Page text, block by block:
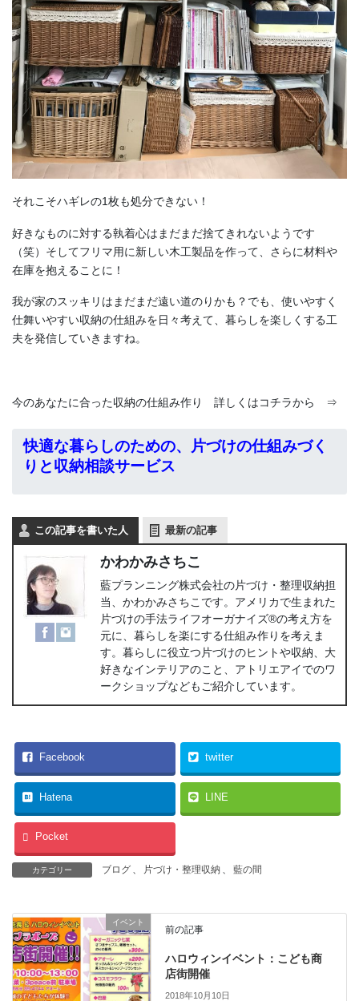
それこそハギレの1枚も処分できない！
好きなものに対する執着心はまだまだ捨てきれないようです
（笑）そしてフリマ用に新しい木工製品を作って、さらに材料や
在庫を抱えることに！
我が家のスッキリはまだまだ遠い道のりかも？でも、使いやすく
仕舞いやすい収納の仕組みを日々考えて、暮らしを楽しくする工
夫を発信していきますね。
今のあなたに合った収納の仕組み作り 詳しくはコチラから ⇒
快適な暮らしのための、片づけの仕組みづく
りと収納相談サービス
この記事を書いた人 最新の記事
かわかみさちこ
藍プランニング株式会社の片づけ・整理収納担
当、かわかみさちこです。アメリカで生まれた
片づけの手法ライフオーガナイズ®の考え方を
元に、暮らしを楽にする仕組み作りを考えま
す。暮らしに役立つ片づけのヒントや収納、大
好きなインテリアのこと、アトリエアイでのワ
ークショップなどもご紹介しています。
Facebook twitter
Hatena LINE
Pocket
カテゴリー ブログ 、 片づけ・整理収納 、 藍の間
イベント
前の記事
ハロウィンイベント：こども商
店街開催
2018年10月10日